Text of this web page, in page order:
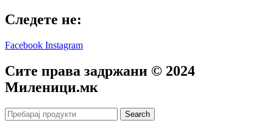
Следете не:
Facebook Instagram
Сите права задржани © 2024
Mиленици.мк
Search